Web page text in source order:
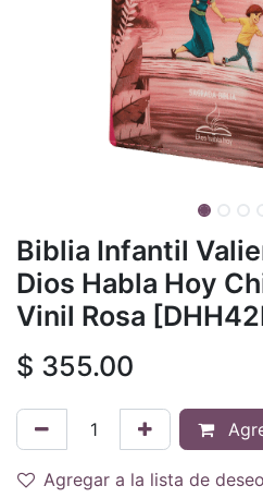
Biblia Infantil
Dios Habla Hoy
Vinil Rosa
$ 355.00
Agregar a la lista de